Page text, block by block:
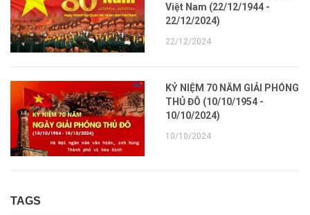
Việt Nam (22/12/1944 -
22/12/2024)
22/12/2024
KỶ NIỆM 70 NĂM GIẢI PHÓNG
THỦ ĐÔ (10/10/1954 -
10/10/2024)
10/10/2024
TAGS